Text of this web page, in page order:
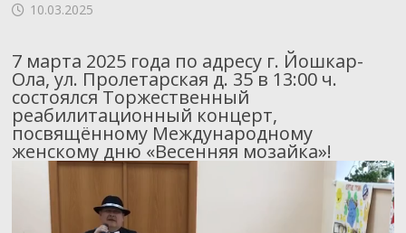
10.03.2025
7 марта 2025 года по адресу г. Йошкар-
Ола, ул. Пролетарская д. 35 в 13:00 ч.
состоялся Торжественный
реабилитационный концерт,
посвящённому Международному
женскому дню «Весенняя мозайка»!